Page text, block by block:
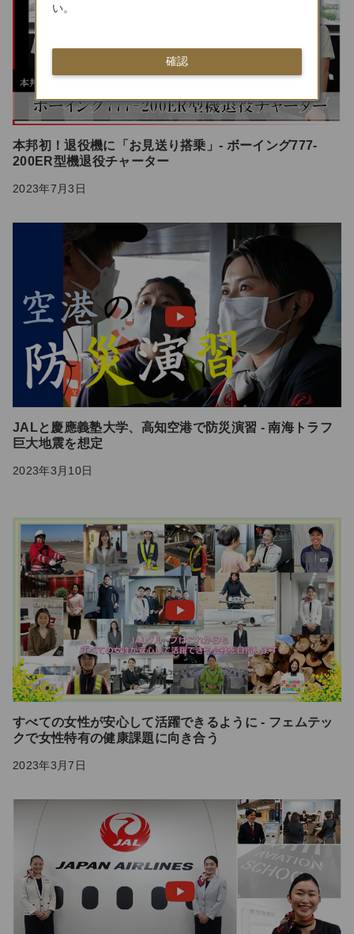
本邦初！退役機に「お見送り搭乗」- ボーイング777-
200ER型機退役チャーター
2023年7月3日
JALと慶應義塾大学、高知空港で防災演習 - 南海トラフ
巨大地震を想定
2023年3月10日
すべての女性が安心して活躍できるように - フェムテッ
クで女性特有の健康課題に向き合う
2023年3月7日
い。
確認